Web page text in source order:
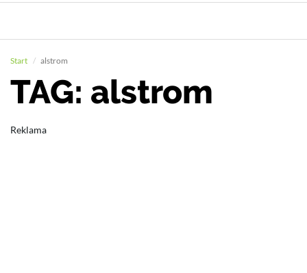
Start alstrom
TAG: alstrom
Reklama